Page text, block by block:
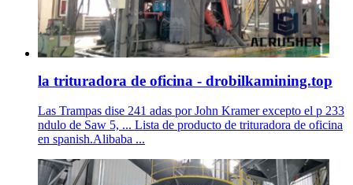
la trituradora de oficina - drobilkamining.top
Las Trampas dise 241 adas por John Kramer excepto el p 233
ndulo de Saw 5, ... Lista de producto de trituradora de oficina
en spanish.Alibaba ...